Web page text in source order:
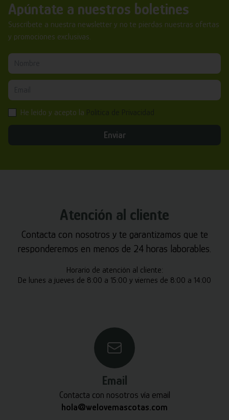
Apúntate a nuestros boletines
Suscríbete a nuestra newsletter y no te pierdas nuestras ofertas
y promociones exclusivas.
He leído y acepto la
Enviar
Atención al cliente
Contacta con nosotros y te garantizamos que te
responderemos en menos de 24 horas laborables.
Horario de atención al cliente:
De lunes a jueves de 8:00 a 15:00 y viernes de 8:00 a 14:00
Email
Contacta con nosotros vía email
hola@welovemascotas.com